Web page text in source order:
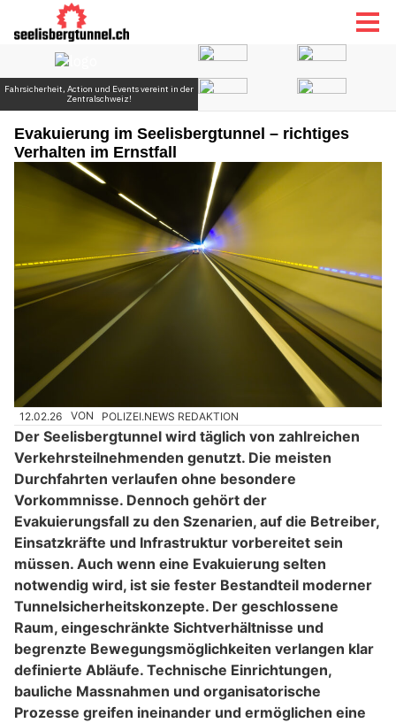
Evakuierung im Seelisbergtunnel – richtiges
Verhalten im Ernstfall
12.02.26 VON POLIZEI.NEWS REDAKTION
Der Seelisbergtunnel wird täglich von zahlreichen
Verkehrsteilnehmenden genutzt. Die meisten
Durchfahrten verlaufen ohne besondere
Vorkommnisse. Dennoch gehört der
Evakuierungsfall zu den Szenarien, auf die Betreiber,
Einsatzkräfte und Infrastruktur vorbereitet sein
müssen. Auch wenn eine Evakuierung selten
notwendig wird, ist sie fester Bestandteil moderner
Tunnelsicherheitskonzepte. Der geschlossene
Raum, eingeschränkte Sichtverhältnisse und
begrenzte Bewegungsmöglichkeiten verlangen klar
definierte Abläufe. Technische Einrichtungen,
bauliche Massnahmen und organisatorische
Prozesse greifen ineinander und ermöglichen eine